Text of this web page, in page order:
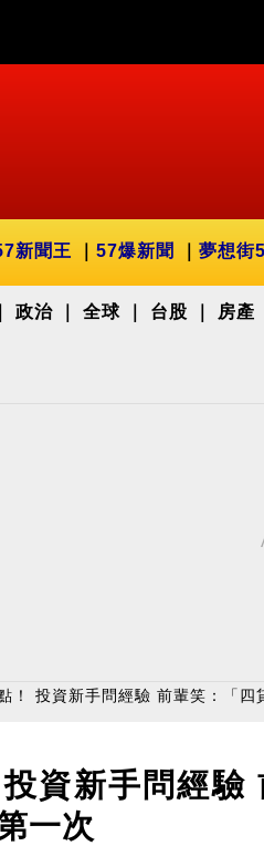
新聞王 57爆新聞 夢想街
政治 全球 台股 房產
！ 投資新手問經驗 前輩笑：「四
資新手問經驗
一次